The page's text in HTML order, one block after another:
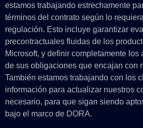
estamos trabajando estrechamente
términos del contrato según lo
regulación. Esto incluye garantizar
precontractuales fluidas de los
Microsoft, y definir completamente los
de sus obligaciones que encajan con
También estamos trabajando con los
información para actualizar nuestros
necesario, para que sigan siendo
bajo el marco de DORA.